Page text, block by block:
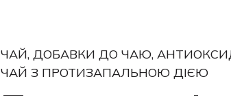
ЧАЙ, ДОБАВКИ ДО ЧАЮ,
ЧАЙ З ПРОТИЗАПАЛЬНОЮ ДІЄЮ